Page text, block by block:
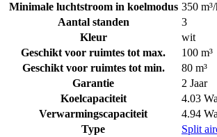
Minimale luchtstroom in koelmodus 350
Aantal standen
3
Kleur
wit
Geschikt voor ruimtes tot max.
100 m³
Geschikt voor ruimtes tot min.
80 m³
Garantie
2 Jaar
Koelcapaciteit
4.03
Verwarmingscapaciteit
4.94
Type
Split